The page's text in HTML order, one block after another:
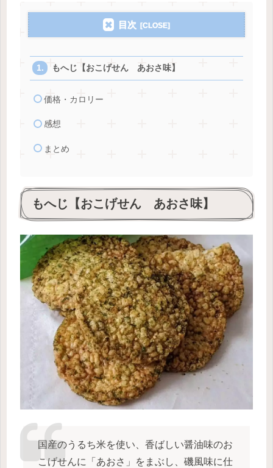
目次
もへじ【おこげせん あおさ味】
価格・カロリー
感想
まとめ
もへじ【おこげせん あおさ味】
国産のうるち米を使い、香ばしい醤油味のお
こげせんに「あおさ」をまぶし、磯風味に仕